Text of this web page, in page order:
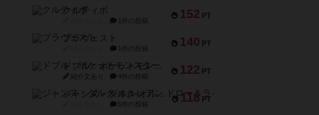
152 PT
クルティボ
1件の投稿
140 PT
ブラヴェスト
1件の投稿
122 PT
ドブル：ポケットモンスター
紹介文あり 4件の投稿
118 PT
ジャンヌ・ダルク-オルレアン ドロー＆ライト
5件の投稿